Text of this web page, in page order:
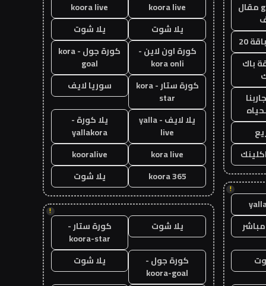
guest post مقال
20
باك
!
koora live
koora live
يلا شوت
يلا شوت
كورة اون لاين -
kora onli
كورة جول - kora
goal
كورة ستار - kora
star
سوريا لايف
يلا لايف - yalla
live
يلا كورة -
yallakora
kora live
kooralive
koora 365
يلا شوت
!
يلا شوت
كورة ستار -
koora-star
كورة جول -
koora-goal
يلا شوت